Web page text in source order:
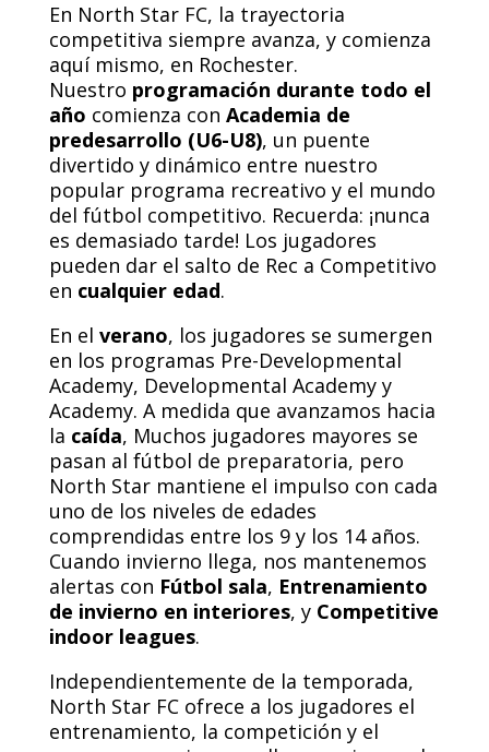
En North Star FC, la trayectoria
competitiva siempre avanza, y comienza
aquí mismo, en Rochester.
Nuestro programación durante todo el
año comienza con Academia de
predesarrollo (U6-U8), un puente
divertido y dinámico entre nuestro
popular programa recreativo y el mundo
del fútbol competitivo. Recuerda: ¡nunca
es demasiado tarde! Los jugadores
pueden dar el salto de Rec a Competitivo
en cualquier edad.
En el verano, los jugadores se sumergen
en los programas Pre-Developmental
Academy, Developmental Academy y
Academy. A medida que avanzamos hacia
la caída, Muchos jugadores mayores se
pasan al fútbol de preparatoria, pero
North Star mantiene el impulso con cada
uno de los niveles de edades
comprendidas entre los 9 y los 14 años.
Cuando invierno llega, nos mantenemos
alertas con Fútbol sala, Entrenamiento
de invierno en interiores, yCompetitive
indoor leagues.
Independientemente de la temporada,
North Star FC ofrece a los jugadores el
entrenamiento, la competición y el